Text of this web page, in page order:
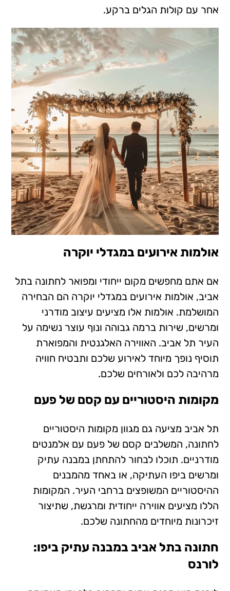
אחר עם קולות הגלים ברקע.
אולמות אירועים במגדלי יוקרה
אם אתם מחפשים מקום ייחודי ומפואר לחתונה בתל
אביב, אולמות אירועים במגדלי יוקרה הם הבחירה
המושלמת. אולמות אלו מציעים עיצוב מודרני
ומרשים, שירות ברמה גבוהה ונוף עוצר נשימה על
העיר תל אביב. האווירה האלגנטית והמפוארת
תוסיף נופך מיוחד לאירוע שלכם ותבטיח חוויה
מרהיבה לכם ולאורחים שלכם.
מקומות היסטוריים עם קסם של פעם
תל אביב מציעה גם מגוון מקומות היסטוריים
לחתונה, המשלבים קסם של פעם עם אלמנטים
מודרניים. תוכלו לבחור להתחתן במבנה עתיק
ומרשים ביפו העתיקה, או באחד מהמבנים
ההיסטוריים המשופצים ברחבי העיר. המקומות
הללו מציעים אווירה ייחודית ומרגשת, שתיצור
זיכרונות מיוחדים מהחתונה שלכם.
חתונה בתל אביב במבנה עתיק ביפו:
לורנס